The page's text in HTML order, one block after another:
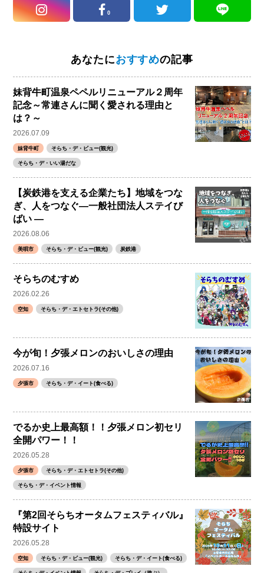
0
あなたにおすすめの記事
妹背牛町温泉ペペルリニューアル２周年
記念～常連さんに聞く愛される理由と
は？～
2026.07.09
妹背牛町 そらち・デ・ビュー(観光)
そらち・デ・いい湯だな
【炭鉄港を支える企業たち】地域をつな
ぎ、人をつなぐ―一般社団法人ステイび
ばい ―
2026.08.06
美唄市 そらち・デ・ビュー(観光) 炭鉄港
そらちのむすめ
2026.02.26
空知 そらち・デ・エトセトラ(その他)
今が旬！夕張メロンのおいしさの理由
2026.07.16
夕張市 そらち・デ・イート(食べる)
でるか史上最高額！！夕張メロン初セリ
全開パワー！！
2026.05.28
夕張市 そらち・デ・エトセトラ(その他)
そらち・デ・イベント情報
『第2回そらちオータムフェスティバル』
特設サイト
2026.05.28
空知 そらち・デ・ビュー(観光) そらち・デ・イート(食べる)